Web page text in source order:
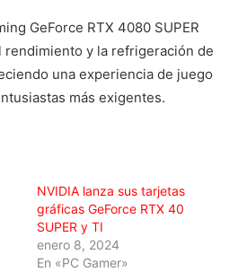
GeForce RTX 4080 SUPER
y la refrigeración de
una experiencia de juego
más exigentes.
NVIDIA lanza sus tarjetas
gráficas GeForce RTX 40
SUPER y TI
enero 8, 2024
En «PC Gamer»